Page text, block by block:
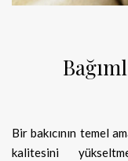
Bir bakıcının temel
kalitesini